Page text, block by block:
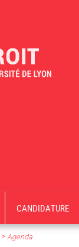
CANDIDATURE
>Agenda